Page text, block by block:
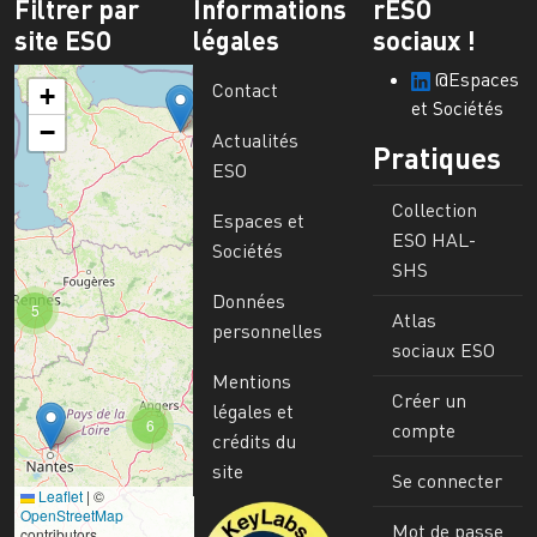
Filtrer par
site ESO
6
5
+
−
Leaflet | ©
OpenStreetMap
Informations
légales
Contact
Actualités
ESO
Espaces et
Sociétés
Données
personnelles
Mentions
légales et
crédits du
site
Image
rESO
sociaux !
@Espaces
et Sociétés
Pratiques
Collection
ESO HAL-
SHS
Atlas
sociaux ESO
Créer un
compte
Se connecter
Mot de passe